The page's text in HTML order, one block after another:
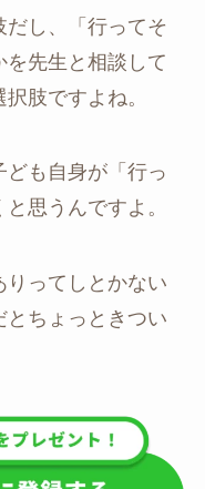
だし、「行ってそ
先生と相談して
肢ですよね。
も自身が「行っ
思うんですよ。
りってしとかない
とちょっときつい